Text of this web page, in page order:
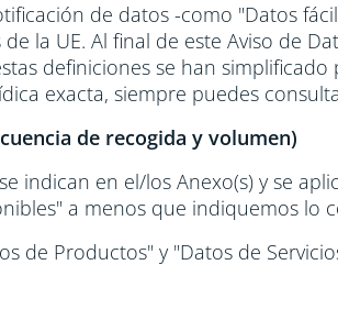
de datos -como "Datos
la UE. Al final de este Aviso de
definiciones se han
exacta, siempre puedes
de recogida y volumen)
indican en el/los Anexo(s) y se
a menos que indiquemos lo
de Productos" y "Datos de